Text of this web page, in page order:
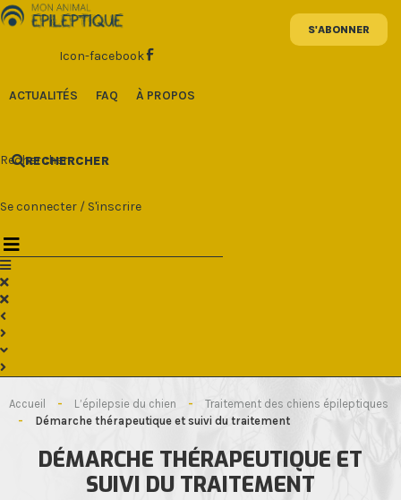
Aller
au
Icon-facebook
ACTUALITÉS FAQ À PROPOS
Rechercher
RECHERCHER
Se connecter / S'inscrire
Accueil - L’épilepsie du chien -
Traitement des chiens épileptiques
-
Démarche thérapeutique et suivi du traitement
DÉMARCHE THÉRAPEUTIQUE ET
SUIVI DU TRAITEMENT